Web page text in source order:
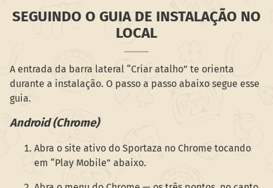
SEGUINDO O GUIA DE INSTALAÇÃO NO
LOCAL
A entrada da barra lateral “Criar atalho” te orienta
durante a instalação. O passo a passo abaixo segue esse
guia.
Android (Chrome)
Abra o site ativo do Sportaza no Chrome tocando
em “Play Mobile” abaixo.